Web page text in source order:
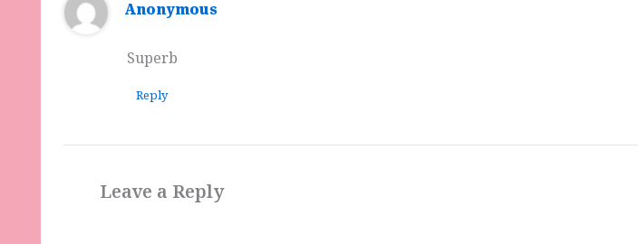
Anonymous
Superb
Reply
Leave a Reply